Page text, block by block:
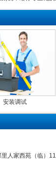
安装调试
人家西苑（临）